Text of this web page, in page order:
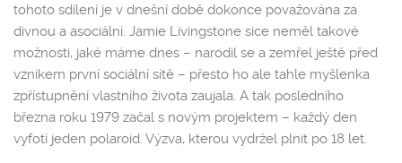
tohoto sdílení je v dnešní době dokonce považována za
divnou a asociální. Jamie Livingstone sice neměl takové
možnosti, jaké máme dnes – narodil se a zemřel ještě před
vznikem první sociální sítě – přesto ho ale tahle myšlenka
zpřístupnění vlastního života zaujala. A tak posledního
března roku 1979 začal s novým projektem – každý den
vyfotí jeden polaroid. Výzva, kterou vydržel plnit po 18 let.